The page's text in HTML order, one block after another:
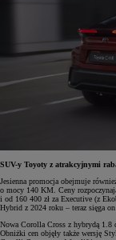
SUV-y Toyoty z atrakcyjnymi
Jesienna promocja obejmuje
o mocy 140 KM. Ceny
i od 160 400 zł za Executive (z
Hybrid z 2024 roku – teraz sięga on
Nowa Corolla Cross z hybrydą 1.8
Obniżki cen objęły także wersję